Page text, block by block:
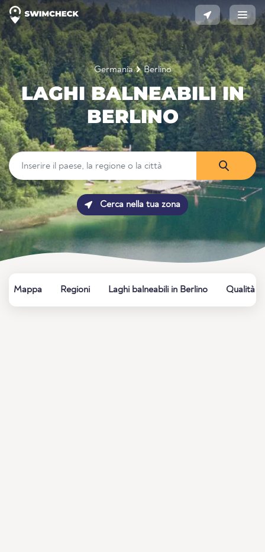
Germania Berlino
LAGHI BALNEABILI IN
BERLINO
Cerca nella tua zona
Mappa Regioni Laghi balneabili in Berlino Qualità